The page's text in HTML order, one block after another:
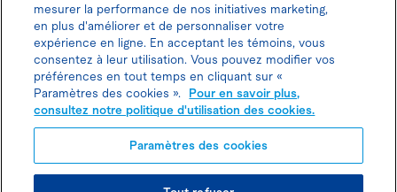
Politique d'utilisation des cookies
Politique de protection des
renseignements personnels
mesurer la performance de nos initiatives marketing,
en plus d'améliorer et de personnaliser votre
expérience en ligne. En acceptant les témoins, vous
consentez à leur utilisation. Vous pouvez modifier vos
préférences en tout temps en cliquant sur «
Paramètres des cookies ».
Pour en savoir plus,
consultez notre politique d'utilisation des cookies.
Paramètres des cookies